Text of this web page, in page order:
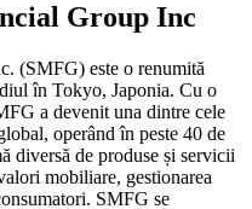
Group Inc
(SMFG) este o renumită
în Tokyo, Japonia. Cu o
a devenit una dintre cele
operând în peste 40 de
diversă de produse și servicii
mobiliare, gestionarea
SMFG se